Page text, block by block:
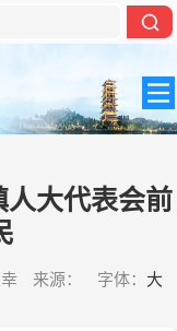
大代表会前
来源： 字体： 大